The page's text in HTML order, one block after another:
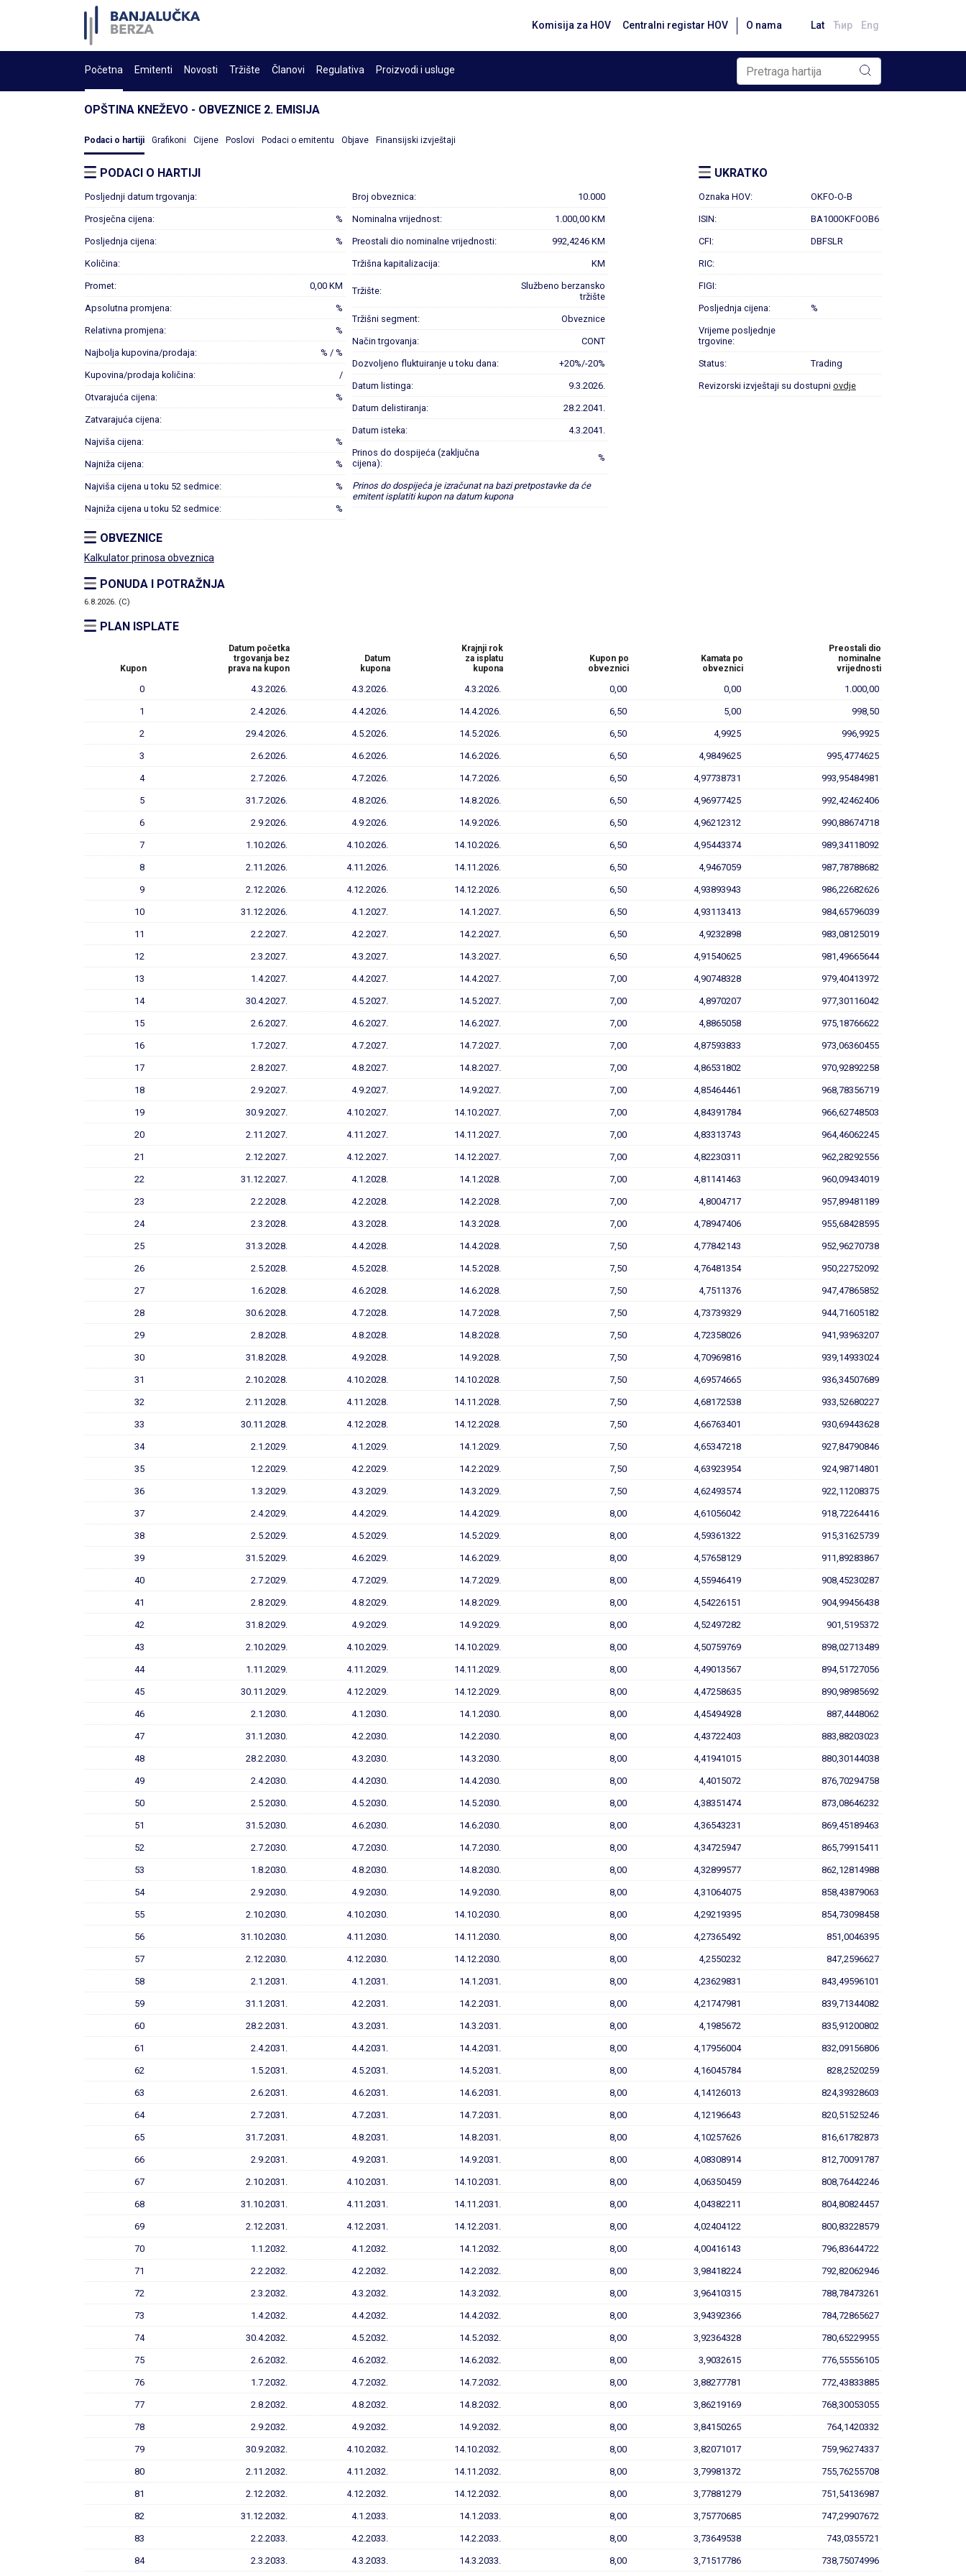
Komisija za HOV Centralni registar HOV O nama Lat Ћир Eng
Početna Emitenti Novosti Tržište Članovi Regulativa Proizvodi i usluge
OPŠTINA KNEŽEVO - OBVEZNICE 2. EMISIJA
Podaci o hartiji Grafikoni Cijene Poslovi Podaci o emitentu Objave Finansijski izvještaji
PODACI O HARTIJI
Posljednji datum trgovanja:
Prosječna cijena: %
Posljednja cijena: %
Količina:
Promet: 0,00 KM
Apsolutna promjena: %
Relativna promjena: %
Najbolja kupovina/prodaja: % / %
Kupovina/prodaja količina: /
Otvarajuća cijena: %
Zatvarajuća cijena:
Najviša cijena: %
Najniža cijena: %
Najviša cijena u toku 52 sedmice: %
Najniža cijena u toku 52 sedmice: %
Broj obveznica: 10.000
Nominalna vrijednost: 1.000,00 KM
Preostali dio nominalne vrijednosti: 992,4246 KM
Tržišna kapitalizacija: KM
Tržište:
Službeno berzansko
tržište
Tržišni segment: Obveznice
Način trgovanja: CONT
Dozvoljeno fluktuiranje u toku dana: +20%/-20%
Datum listinga: 9.3.2026.
Datum delistiranja: 28.2.2041.
Datum isteka: 4.3.2041.
Prinos do dospijeća (zaključna
cijena):
%
Prinos do dospijeća je izračunat na bazi pretpostavke da će
emitent isplatiti kupon na datum kupona
UKRATKO
Oznaka HOV: OKFO-O-B
ISIN: BA100OKFOOB6
CFI: DBFSLR
RIC:
FIGI:
Posljednja cijena: %
Vrijeme posljednje
trgovine:
Status: Trading
Revizorski izvještaji su dostupni ovdje
OBVEZNICE
Kalkulator prinosa obveznica
PONUDA I POTRAŽNJA
6.8.2026. (C)
PLAN ISPLATE
Kupon
Datum početka
trgovanja bez
prava na kupon
Datum
kupona
Krajnji rok
za isplatu
kupona
Kupon po
obveznici
Kamata po
obveznici
Preostali dio
nominalne
vrijednosti
0 4.3.2026. 4.3.2026. 4.3.2026. 0,00 0,00 1.000,00
1 2.4.2026. 4.4.2026. 14.4.2026. 6,50 5,00 998,50
2 29.4.2026. 4.5.2026. 14.5.2026. 6,50 4,9925 996,9925
3 2.6.2026. 4.6.2026. 14.6.2026. 6,50 4,9849625 995,4774625
4 2.7.2026. 4.7.2026. 14.7.2026. 6,50 4,97738731 993,95484981
5 31.7.2026. 4.8.2026. 14.8.2026. 6,50 4,96977425 992,42462406
6 2.9.2026. 4.9.2026. 14.9.2026. 6,50 4,96212312 990,88674718
7 1.10.2026. 4.10.2026. 14.10.2026. 6,50 4,95443374 989,34118092
8 2.11.2026. 4.11.2026. 14.11.2026. 6,50 4,9467059 987,78788682
9 2.12.2026. 4.12.2026. 14.12.2026. 6,50 4,93893943 986,22682626
10 31.12.2026. 4.1.2027. 14.1.2027. 6,50 4,93113413 984,65796039
11 2.2.2027. 4.2.2027. 14.2.2027. 6,50 4,9232898 983,08125019
12 2.3.2027. 4.3.2027. 14.3.2027. 6,50 4,91540625 981,49665644
13 1.4.2027. 4.4.2027. 14.4.2027. 7,00 4,90748328 979,40413972
14 30.4.2027. 4.5.2027. 14.5.2027. 7,00 4,8970207 977,30116042
15 2.6.2027. 4.6.2027. 14.6.2027. 7,00 4,8865058 975,18766622
16 1.7.2027. 4.7.2027. 14.7.2027. 7,00 4,87593833 973,06360455
17 2.8.2027. 4.8.2027. 14.8.2027. 7,00 4,86531802 970,92892258
18 2.9.2027. 4.9.2027. 14.9.2027. 7,00 4,85464461 968,78356719
19 30.9.2027. 4.10.2027. 14.10.2027. 7,00 4,84391784 966,62748503
20 2.11.2027. 4.11.2027. 14.11.2027. 7,00 4,83313743 964,46062245
21 2.12.2027. 4.12.2027. 14.12.2027. 7,00 4,82230311 962,28292556
22 31.12.2027. 4.1.2028. 14.1.2028. 7,00 4,81141463 960,09434019
23 2.2.2028. 4.2.2028. 14.2.2028. 7,00 4,8004717 957,89481189
24 2.3.2028. 4.3.2028. 14.3.2028. 7,00 4,78947406 955,68428595
25 31.3.2028. 4.4.2028. 14.4.2028. 7,50 4,77842143 952,96270738
26 2.5.2028. 4.5.2028. 14.5.2028. 7,50 4,76481354 950,22752092
27 1.6.2028. 4.6.2028. 14.6.2028. 7,50 4,7511376 947,47865852
28 30.6.2028. 4.7.2028. 14.7.2028. 7,50 4,73739329 944,71605182
29 2.8.2028. 4.8.2028. 14.8.2028. 7,50 4,72358026 941,93963207
30 31.8.2028. 4.9.2028. 14.9.2028. 7,50 4,70969816 939,14933024
31 2.10.2028. 4.10.2028. 14.10.2028. 7,50 4,69574665 936,34507689
32 2.11.2028. 4.11.2028. 14.11.2028. 7,50 4,68172538 933,52680227
33 30.11.2028. 4.12.2028. 14.12.2028. 7,50 4,66763401 930,69443628
34 2.1.2029. 4.1.2029. 14.1.2029. 7,50 4,65347218 927,84790846
35 1.2.2029. 4.2.2029. 14.2.2029. 7,50 4,63923954 924,98714801
36 1.3.2029. 4.3.2029. 14.3.2029. 7,50 4,62493574 922,11208375
37 2.4.2029. 4.4.2029. 14.4.2029. 8,00 4,61056042 918,72264416
38 2.5.2029. 4.5.2029. 14.5.2029. 8,00 4,59361322 915,31625739
39 31.5.2029. 4.6.2029. 14.6.2029. 8,00 4,57658129 911,89283867
40 2.7.2029. 4.7.2029. 14.7.2029. 8,00 4,55946419 908,45230287
41 2.8.2029. 4.8.2029. 14.8.2029. 8,00 4,54226151 904,99456438
42 31.8.2029. 4.9.2029. 14.9.2029. 8,00 4,52497282 901,5195372
43 2.10.2029. 4.10.2029. 14.10.2029. 8,00 4,50759769 898,02713489
44 1.11.2029. 4.11.2029. 14.11.2029. 8,00 4,49013567 894,51727056
45 30.11.2029. 4.12.2029. 14.12.2029. 8,00 4,47258635 890,98985692
46 2.1.2030. 4.1.2030. 14.1.2030. 8,00 4,45494928 887,4448062
47 31.1.2030. 4.2.2030. 14.2.2030. 8,00 4,43722403 883,88203023
48 28.2.2030. 4.3.2030. 14.3.2030. 8,00 4,41941015 880,30144038
49 2.4.2030. 4.4.2030. 14.4.2030. 8,00 4,4015072 876,70294758
50 2.5.2030. 4.5.2030. 14.5.2030. 8,00 4,38351474 873,08646232
51 31.5.2030. 4.6.2030. 14.6.2030. 8,00 4,36543231 869,45189463
52 2.7.2030. 4.7.2030. 14.7.2030. 8,00 4,34725947 865,79915411
53 1.8.2030. 4.8.2030. 14.8.2030. 8,00 4,32899577 862,12814988
54 2.9.2030. 4.9.2030. 14.9.2030. 8,00 4,31064075 858,43879063
55 2.10.2030. 4.10.2030. 14.10.2030. 8,00 4,29219395 854,73098458
56 31.10.2030. 4.11.2030. 14.11.2030. 8,00 4,27365492 851,0046395
57 2.12.2030. 4.12.2030. 14.12.2030. 8,00 4,2550232 847,2596627
58 2.1.2031. 4.1.2031. 14.1.2031. 8,00 4,23629831 843,49596101
59 31.1.2031. 4.2.2031. 14.2.2031. 8,00 4,21747981 839,71344082
60 28.2.2031. 4.3.2031. 14.3.2031. 8,00 4,1985672 835,91200802
61 2.4.2031. 4.4.2031. 14.4.2031. 8,00 4,17956004 832,09156806
62 1.5.2031. 4.5.2031. 14.5.2031. 8,00 4,16045784 828,2520259
63 2.6.2031. 4.6.2031. 14.6.2031. 8,00 4,14126013 824,39328603
64 2.7.2031. 4.7.2031. 14.7.2031. 8,00 4,12196643 820,51525246
65 31.7.2031. 4.8.2031. 14.8.2031. 8,00 4,10257626 816,61782873
66 2.9.2031. 4.9.2031. 14.9.2031. 8,00 4,08308914 812,70091787
67 2.10.2031. 4.10.2031. 14.10.2031. 8,00 4,06350459 808,76442246
68 31.10.2031. 4.11.2031. 14.11.2031. 8,00 4,04382211 804,80824457
69 2.12.2031. 4.12.2031. 14.12.2031. 8,00 4,02404122 800,83228579
70 1.1.2032. 4.1.2032. 14.1.2032. 8,00 4,00416143 796,83644722
71 2.2.2032. 4.2.2032. 14.2.2032. 8,00 3,98418224 792,82062946
72 2.3.2032. 4.3.2032. 14.3.2032. 8,00 3,96410315 788,78473261
73 1.4.2032. 4.4.2032. 14.4.2032. 8,00 3,94392366 784,72865627
74 30.4.2032. 4.5.2032. 14.5.2032. 8,00 3,92364328 780,65229955
75 2.6.2032. 4.6.2032. 14.6.2032. 8,00 3,9032615 776,55556105
76 1.7.2032. 4.7.2032. 14.7.2032. 8,00 3,88277781 772,43833885
77 2.8.2032. 4.8.2032. 14.8.2032. 8,00 3,86219169 768,30053055
78 2.9.2032. 4.9.2032. 14.9.2032. 8,00 3,84150265 764,1420332
79 30.9.2032. 4.10.2032. 14.10.2032. 8,00 3,82071017 759,96274337
80 2.11.2032. 4.11.2032. 14.11.2032. 8,00 3,79981372 755,76255708
81 2.12.2032. 4.12.2032. 14.12.2032. 8,00 3,77881279 751,54136987
82 31.12.2032. 4.1.2033. 14.1.2033. 8,00 3,75770685 747,29907672
83 2.2.2033. 4.2.2033. 14.2.2033. 8,00 3,73649538 743,0355721
84 2.3.2033. 4.3.2033. 14.3.2033. 8,00 3,71517786 738,75074996